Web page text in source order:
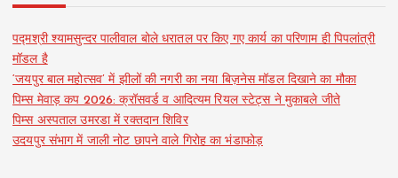
पद्मश्री श्यामसुन्दर पालीवाल बोले धरातल पर किए गए कार्य का परिणाम ही पिपलांत्री
मॉडल है
‘जयपुर बाल महोत्सव’ में झीलों की नगरी का नया बिज़नेस मॉडल दिखाने का मौका
पिम्स मेवाड़ कप 2026: क्रॉसवर्ड व आदित्यम रियल स्टेट्स ने मुकाबले जीते
पिम्स अस्पताल उमरडा में रक्तदान शिविर
उदयपुर संभाग में जाली नोट छापने वाले गिरोह का भंडाफोड़